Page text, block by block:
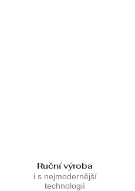
Ruční výroba
i s nejmodernější
technologií